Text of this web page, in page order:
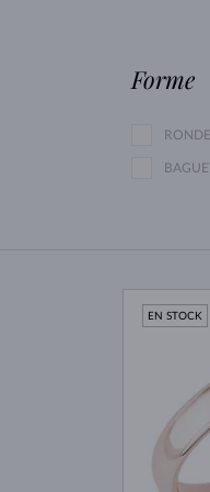
Forme
RONDE
EN STOCK